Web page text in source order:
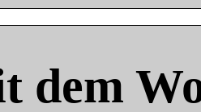
dem